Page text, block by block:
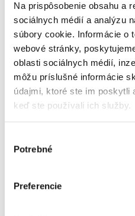
Na prispôsobenie obsahu a
sociálnych médií a analýzu
súbory cookie. Informácie o
webové stránky,
oblasti sociálnych médií,
môžu príslušné informácie
údajmi, ktoré ste im poskytli
keď ste používali ich služby.
súhlasu
Potrebné
Preferencie
používania vyššie uvedených
Využíva Prevádzkovateľ
rozhodovanie?
Prevádzkovateľ pri spracúvaní
nevyužíva profilovanie a osobné
ktorom by dochádzalo k
aspektov.
Aké sú Vaše práva v súvislosti